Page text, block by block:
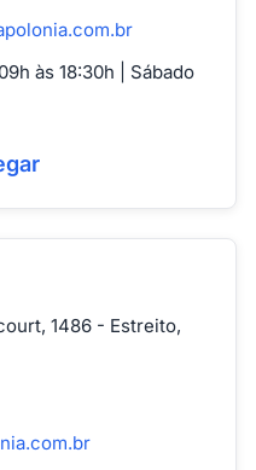
às 18:30h | Sábado
1486 - Estreito,